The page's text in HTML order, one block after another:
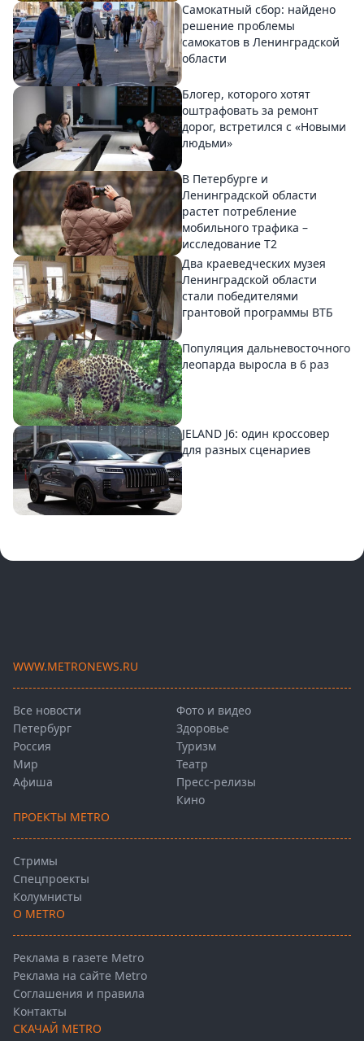
Самокатный сбор: найдено
решение проблемы
самокатов в Ленинградской
области
Блогер, которого хотят
оштрафовать за ремонт
дорог, встретился с «Новыми
людьми»
В Петербурге и
Ленинградской области
растет потребление
мобильного трафика –
исследование T2
Два краеведческих музея
Ленинградской области
стали победителями
грантовой программы ВТБ
Популяция дальневосточного
леопарда выросла в 6 раз
JELAND J6: один кроссовер
для разных сценариев
WWW.METRONEWS.RU
Все новости
Петербург
Россия
Мир
Афиша
Фото и видео
Здоровье
Туризм
Театр
Пресс-релизы
Кино
ПРОЕКТЫ METRO
Стримы
Спецпроекты
Колумнисты
О METRO
Реклама в газете Metro
Реклама на сайте Metro
Соглашения и правила
Контакты
СКАЧАЙ METRO